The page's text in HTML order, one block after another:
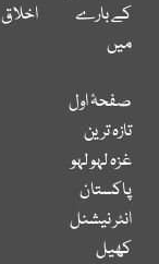
کے بارے
میں
اخلاق
صفحۂ اول
تازہ ترین
غزہ لہو لہو
پاکستان
انٹر نیشنل
کھیل